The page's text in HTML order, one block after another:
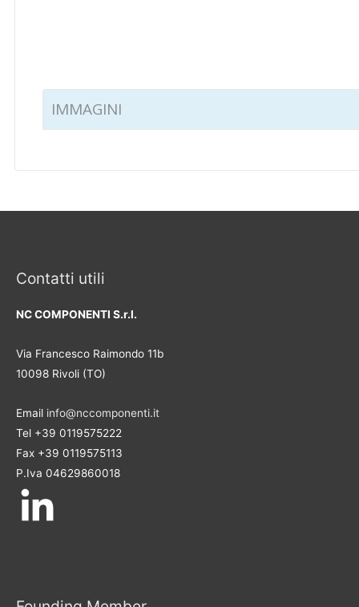
IMMAGINI
Contatti utili
NC COMPONENTI S.r.l.
Via Francesco Raimondo 11b
10098 Rivoli (TO)
Email info@nccomponenti.it
Tel +39 0119575222
Fax +39 0119575113
P.Iva 04629860018